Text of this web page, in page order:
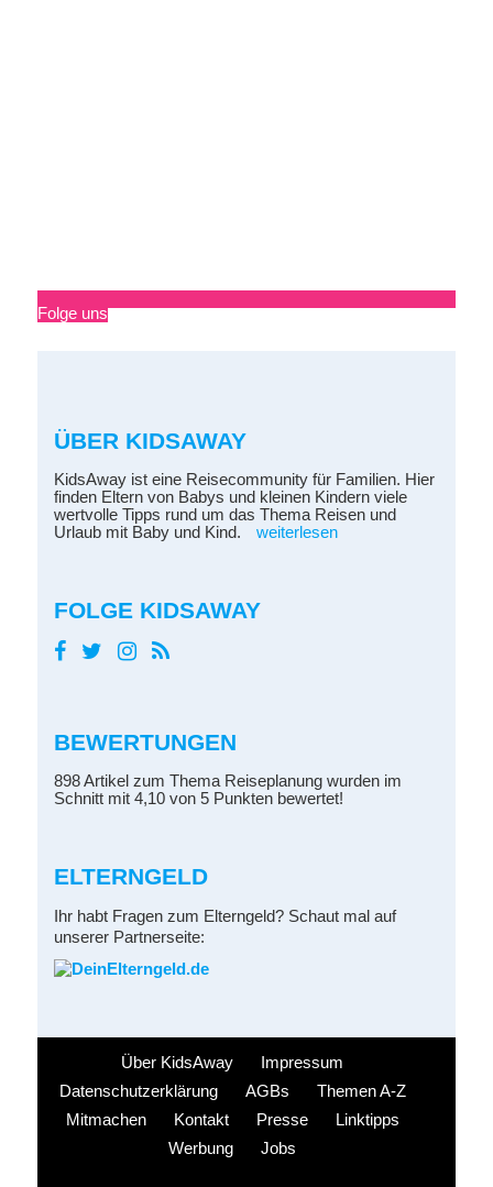
Folge uns
ÜBER KIDSAWAY
KidsAway ist eine Reisecommunity für Familien. Hier
finden Eltern von Babys und kleinen Kindern viele
wertvolle Tipps rund um das Thema Reisen und
Urlaub mit Baby und Kind.
weiterlesen
FOLGE KIDSAWAY
BEWERTUNGEN
898 Artikel zum Thema Reiseplanung wurden im
Schnitt mit 4,10 von 5 Punkten bewertet!
ELTERNGELD
Ihr habt Fragen zum Elterngeld? Schaut mal auf
unserer Partnerseite:
Über KidsAway
Impressum
Datenschutzerklärung
AGBs
Themen A-Z
Mitmachen
Kontakt Presse
Linktipps
Werbung
Jobs